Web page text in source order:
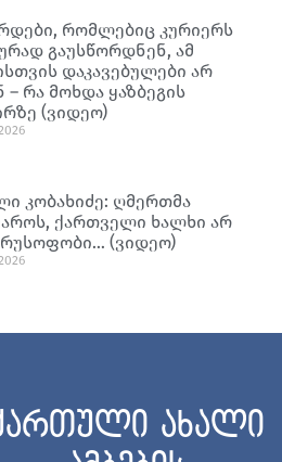
რომლებიც კურიერს
გაუსწორდნენ, ამ
დაკავებულები არ
– რა მოხდა ყაზბეგის
(ვიდეო)
კობახიძე: ღმერთმა
ქართველი ხალხი არ
(ვიდეო)
ახალი